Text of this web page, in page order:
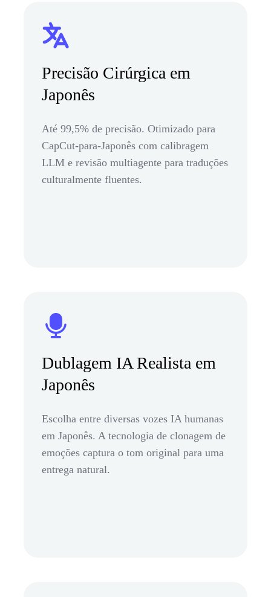
Precisão Cirúrgica em
Japonês
Até 99,5% de precisão. Otimizado para
CapCut-para-Japonês com calibragem
LLM e revisão multiagente para traduções
culturalmente fluentes.
Dublagem IA Realista em
Japonês
Escolha entre diversas vozes IA humanas
em Japonês. A tecnologia de clonagem de
emoções captura o tom original para uma
entrega natural.